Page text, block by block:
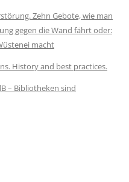
Zehn Gebote, wie man
gegen die Wand fährt oder:
macht
History and best practices.
– Bibliotheken sind